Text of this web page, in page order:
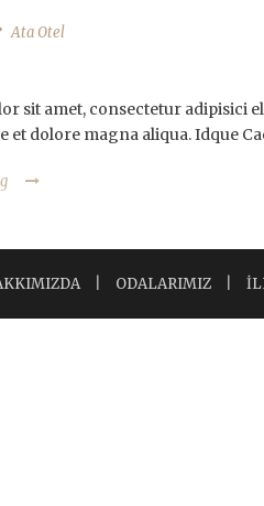
Ata Otel
sit amet, consectetur adipisici
et dolore magna aliqua. Idque
ODALARIMIZ